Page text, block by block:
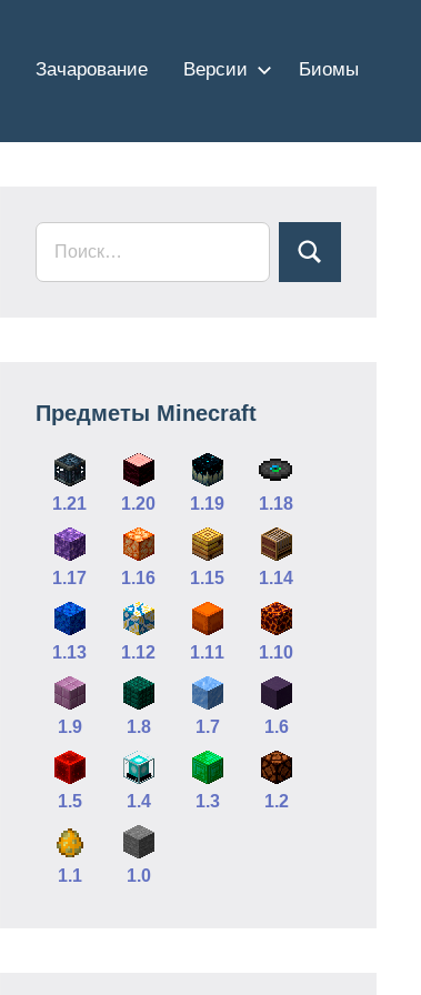
Зачарование Версии Биомы
Предметы Minecraft
1.21 1.20 1.19 1.18
1.17 1.16 1.15 1.14
1.13 1.12 1.11 1.10
1.9 1.8 1.7 1.6
1.5 1.4 1.3 1.2
1.1 1.0